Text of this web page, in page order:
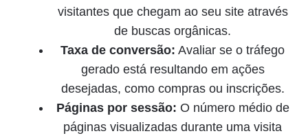
visitantes que chegam ao seu site através
de buscas orgânicas.
Taxa de conversão: Avaliar se o tráfego
gerado está resultando em ações
desejadas, como compras ou inscrições.
Páginas por sessão: O número médio de
páginas visualizadas durante uma visita